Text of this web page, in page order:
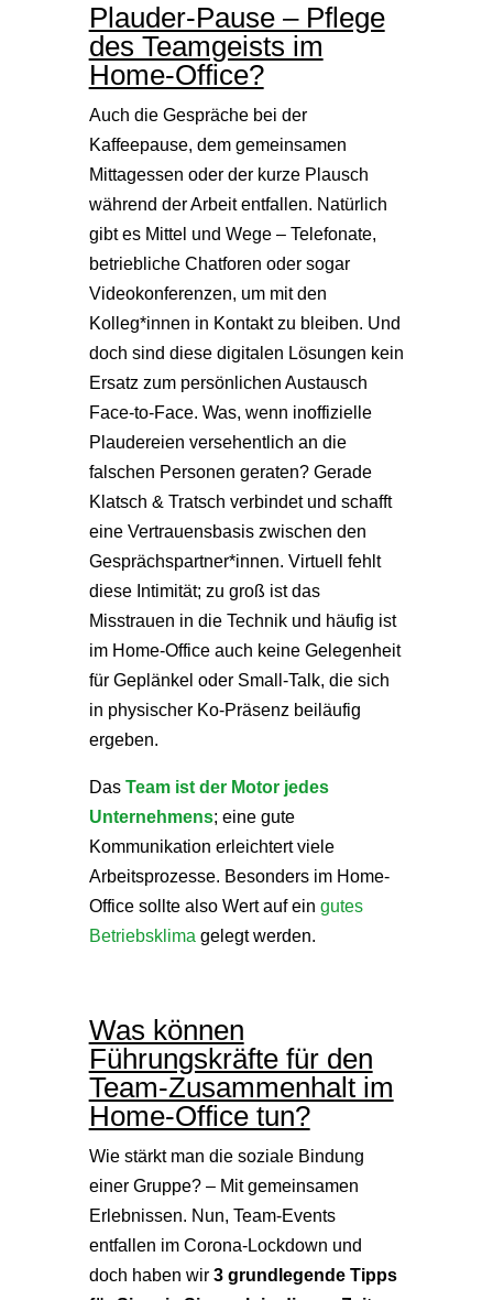
Plauder-Pause – Pflege
des Teamgeists im
Home-Office?
Auch die Gespräche bei der
Kaffeepause, dem gemeinsamen
Mittagessen oder der kurze Plausch
während der Arbeit entfallen. Natürlich
gibt es Mittel und Wege – Telefonate,
betriebliche Chatforen oder sogar
Videokonferenzen, um mit den
Kolleg*innen in Kontakt zu bleiben. Und
doch sind diese digitalen Lösungen kein
Ersatz zum persönlichen Austausch
Face-to-Face. Was, wenn inoffizielle
Plaudereien versehentlich an die
falschen Personen geraten? Gerade
Klatsch & Tratsch verbindet und schafft
eine Vertrauensbasis zwischen den
Gesprächspartner*innen. Virtuell fehlt
diese Intimität; zu groß ist das
Misstrauen in die Technik und häufig ist
im Home-Office auch keine Gelegenheit
für Geplänkel oder Small-Talk, die sich
in physischer Ko-Präsenz beiläufig
ergeben.
Das Team ist der Motor jedes
Unternehmens; eine gute
Kommunikation erleichtert viele
Arbeitsprozesse. Besonders im Home-
Office sollte also Wert auf ein gutes
Betriebsklima gelegt werden.
Was können
Führungskräfte für den
Team-Zusammenhalt im
Home-Office tun?
Wie stärkt man die soziale Bindung
einer Gruppe? – Mit gemeinsamen
Erlebnissen. Nun, Team-Events
entfallen im Corona-Lockdown und
doch haben wir 3 grundlegende Tipps